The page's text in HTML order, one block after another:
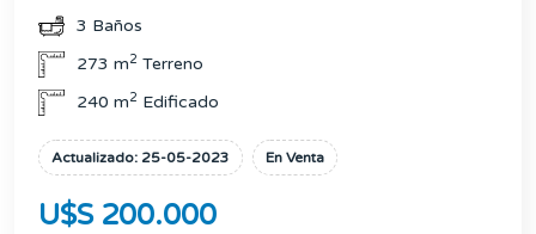
3 Baños
273 m2 Terreno
240 m2 Edificado
Actualizado: 25-05-2023 En Venta
U$S 200.000